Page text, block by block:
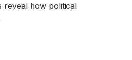
reveal how political